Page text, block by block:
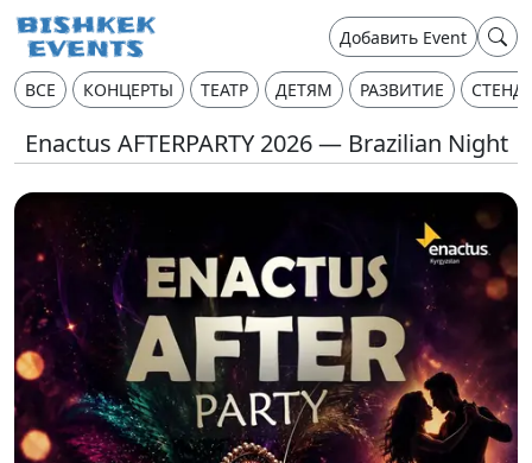
Добавить Event
ВСЕ КОНЦЕРТЫ ТЕАТР ДЕТЯМ РАЗВИТИЕ
Enactus AFTERPARTY 2026 — Brazilian Night